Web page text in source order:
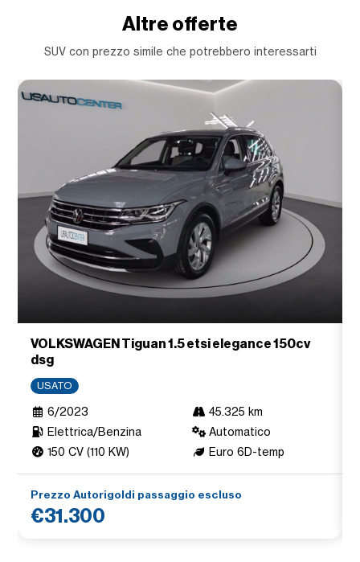
Altre offerte
SUV con prezzo simile che potrebbero interessarti
VOLKSWAGEN Tiguan 1.5 etsi elegance 150cv
dsg
USATO
6/2023
45.325 km
Elettrica/Benzina
Automatico
150 CV (110 KW)
Euro 6D-temp
Prezzo Autorigoldi passaggio escluso
€31.300